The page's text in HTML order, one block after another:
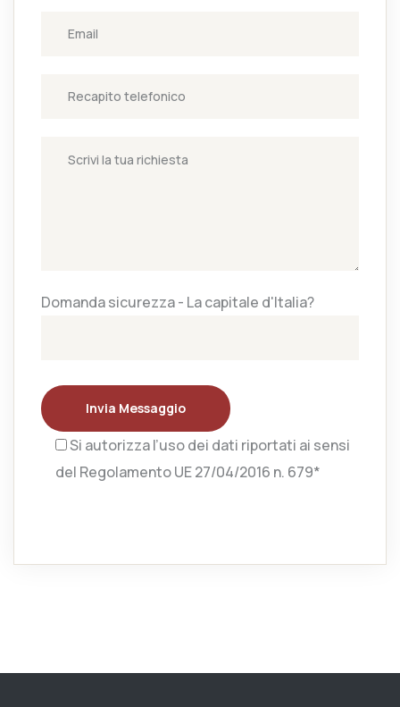
Domanda sicurezza - La capitale d'Italia?
Invia Messaggio
Si autorizza l’uso dei dati riportati ai sensi
del Regolamento UE 27/04/2016 n. 679*